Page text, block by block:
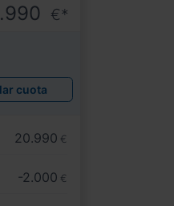
€*
cuota
20.990 €
-2.000 €